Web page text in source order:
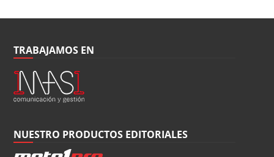
TRABAJAMOS EN
NUESTRO PRODUCTOS EDITORIALES